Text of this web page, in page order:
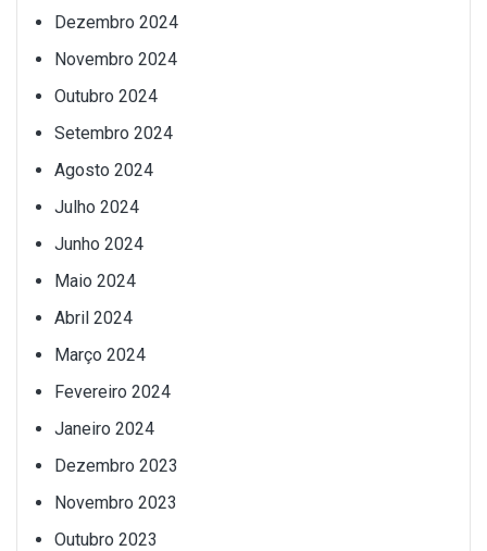
Dezembro 2024
Novembro 2024
Outubro 2024
Setembro 2024
Agosto 2024
Julho 2024
Junho 2024
Maio 2024
Abril 2024
Março 2024
Fevereiro 2024
Janeiro 2024
Dezembro 2023
Novembro 2023
Outubro 2023